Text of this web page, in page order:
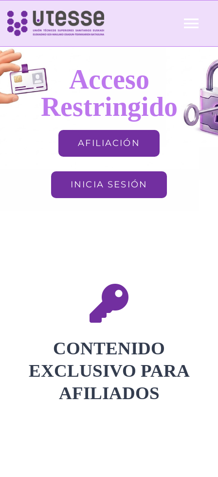
Skip
content
Inicio
QUIÉNES SOMOS Acceso
Restringido
AFILIACIÓN
INICIA SESIÓN
CONTENIDO
EXCLUSIVO PARA
AFILIADOS